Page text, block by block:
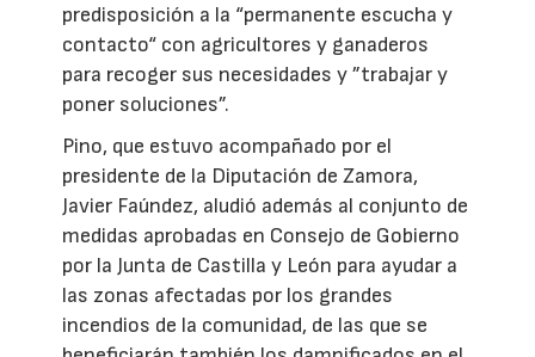
predisposición a la “permanente escucha y
contacto“ con agricultores y ganaderos
para recoger sus necesidades y ”trabajar y
poner soluciones”.
Pino, que estuvo acompañado por el
presidente de la Diputación de Zamora,
Javier Faúndez, aludió además al conjunto de
medidas aprobadas en Consejo de Gobierno
por la Junta de Castilla y León para ayudar a
las zonas afectadas por los grandes
incendios de la comunidad, de las que se